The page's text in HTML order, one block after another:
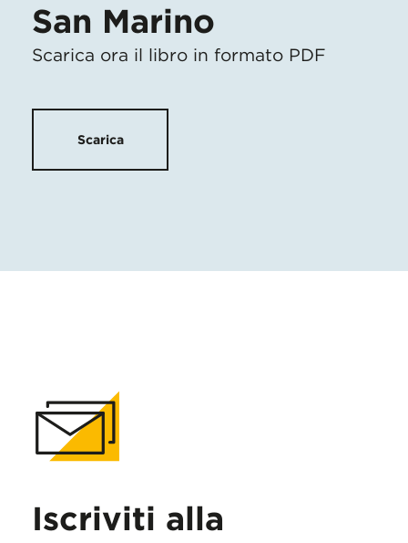
San Marino
Scarica ora il libro in formato PDF
Scarica
Iscriviti alla